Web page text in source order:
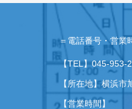
＝電話番号・営業
【TEL】045-953-
【所在地】横浜
【営業時間】